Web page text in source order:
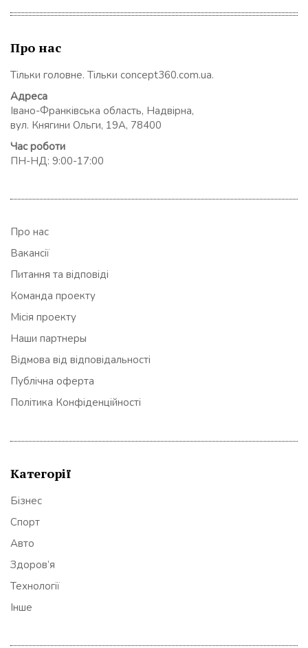
Про нас
Тільки головне. Тільки concept360.com.ua.
Адреса
Івано-Франківська область, Надвірна,
вул. Княгини Ольги, 19А, 78400
Час роботи
ПН-НД: 9:00-17:00
Про нас
Вакансії
Питання та відповіді
Команда проекту
Місія проекту
Наши партнеры
Відмова від відповідальності
Публічна оферта
Політика Конфіденційності
Категорії
Бізнес
Спорт
Авто
Здоров’я
Технології
Інше